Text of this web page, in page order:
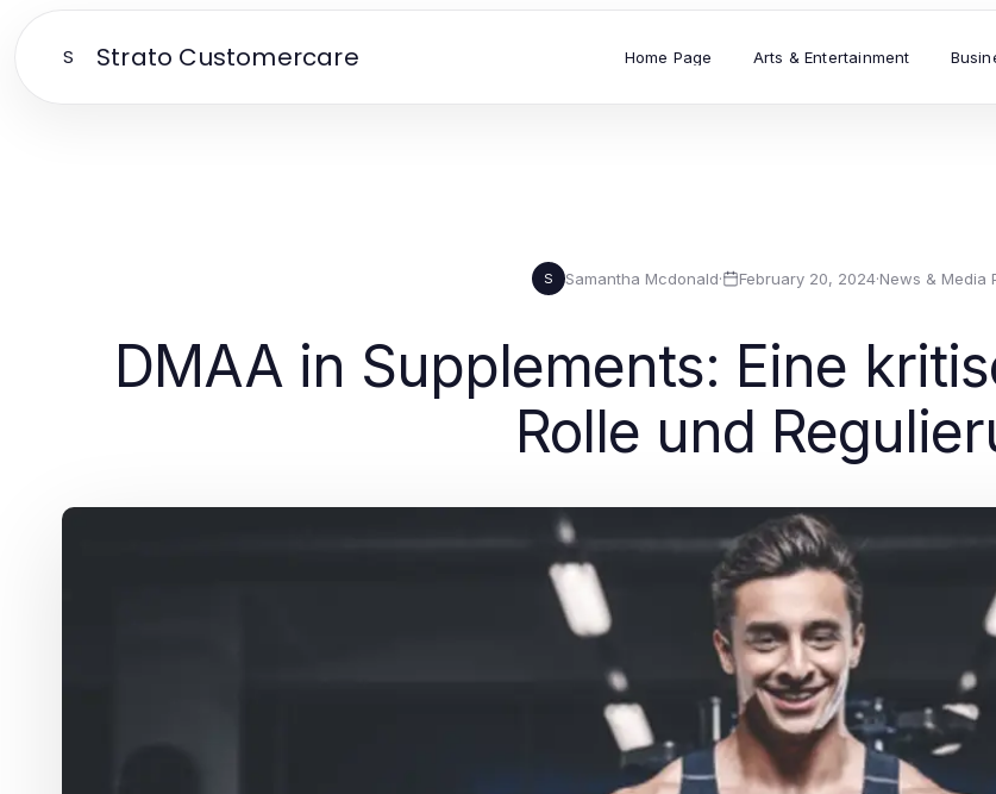
S Strato Customercare Home Page Arts & Entertainment
S Samantha Mcdonald· February 20, 2024·News & Media
DMAA in Supplements: Eine
Rolle und